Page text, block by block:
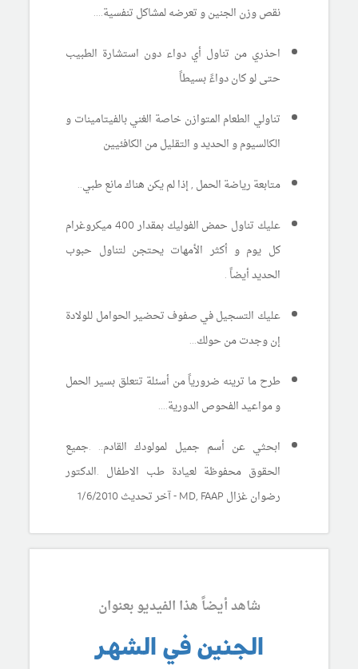
نقص وزن الجنين و تعرضه لمشاكل تنفسية....
احذري من تناول أي دواء دون استشارة الطبيب
حتى لو كان دواءً بسيطاً
تناولي الطعام المتوازن خاصة الغني بالفيتامينات و
الكالسيوم و الحديد و التقليل من الكافئيين
متابعة رياضة الحمل , إذا لم يكن هناك مانع طبي..
عليك تناول حمض الفوليك بمقدار 400 ميكروغرام
كل يوم و أكثر الأمهات يحتجن لتناول حبوب
الحديد أيضاً .
عليك التسجيل في صفوف تحضير الحوامل للولادة
إن وجدت من حولك...
طرح ما ترينه ضرورياً من أسئلة تتعلق بسير الحمل
و مواعيد الفحوص الدورية....
ابحثي عن أسم جميل لمولودك القادم.. .جميع
الحقوق محفوظة لعيادة طب الاطفال .الدكتور
رضوان غزال
آخر تحديث 1/6/2010
شاهد أيضاً هذا الفيديو بعنوان
الجنين في الشهر